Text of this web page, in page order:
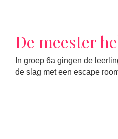
De meester
In groep 6a gingen de
de slag met een escape